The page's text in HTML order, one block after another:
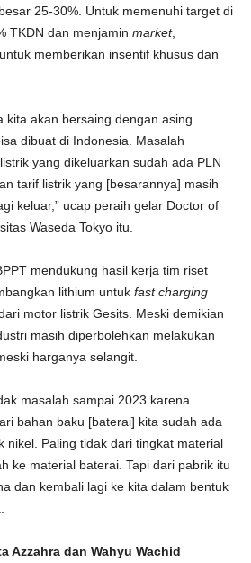
25-30%. Untuk memenuhi target di
TKDN dan menjamin market,
memberikan insentif khusus dan
kita akan bersaing dengan asing
dibuat di Indonesia. Masalah
yang dikeluarkan sudah ada PLN
tarif listrik yang [besarannya] masih
keluar,” ucap peraih gelar Doctor of
Waseda Tokyo itu.
mendukung hasil kerja tim riset
lithium untuk fast charging
motor listrik Gesits. Meski demikian
masih diperbolehkan melakukan
harganya selangit.
masalah sampai 2023 karena
bahan baku [baterai] kita sudah ada
nikel. Paling tidak dari tingkat material
ke material baterai. Tapi dari pabrik itu
dan kembali lagi ke kita dalam bentuk
Azzahra dan Wahyu Wachid